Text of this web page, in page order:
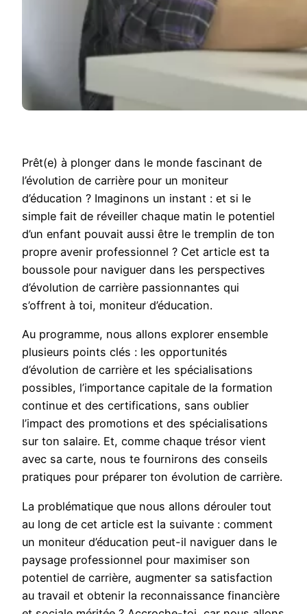
Prêt(e) à plonger dans le monde fascinant de
l’évolution de carrière pour un moniteur
d’éducation ? Imaginons un instant : et si le
simple fait de réveiller chaque matin le potentiel
d’un enfant pouvait aussi être le tremplin de ton
propre avenir professionnel ? Cet article est ta
boussole pour naviguer dans les perspectives
d’évolution de carrière passionnantes qui
s’offrent à toi, moniteur d’éducation.
Au programme, nous allons explorer ensemble
plusieurs points clés : les opportunités
d’évolution de carrière et les spécialisations
possibles, l’importance capitale de la formation
continue et des certifications, sans oublier
l’impact des promotions et des spécialisations
sur ton salaire. Et, comme chaque trésor vient
avec sa carte, nous te fournirons des conseils
pratiques pour préparer ton évolution de carrière.
La problématique que nous allons dérouler tout
au long de cet article est la suivante : comment
un moniteur d’éducation peut-il naviguer dans le
paysage professionnel pour maximiser son
potentiel de carrière, augmenter sa satisfaction
au travail et obtenir la reconnaissance financière